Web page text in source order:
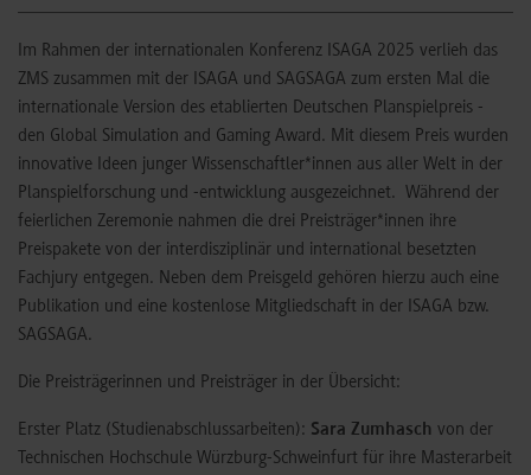
Im Rahmen der internationalen Konferenz ISAGA 2025 verlieh das
ZMS zusammen mit der ISAGA und SAGSAGA zum ersten Mal die
internationale Version des etablierten Deutschen Planspielpreis -
den Global Simulation and Gaming Award. Mit diesem Preis wurden
innovative Ideen junger Wissenschaftler*innen aus aller Welt in der
Planspielforschung und -entwicklung ausgezeichnet. Während der
feierlichen Zeremonie nahmen die drei Preisträger*innen ihre
Preispakete von der interdisziplinär und international besetzten
Fachjury entgegen. Neben dem Preisgeld gehören hierzu auch eine
Publikation und eine kostenlose Mitgliedschaft in der ISAGA bzw.
SAGSAGA.
Die Preisträgerinnen und Preisträger in der Übersicht:
Erster Platz (Studienabschlussarbeiten): Sara Zumhasch von der
Technischen Hochschule Würzburg-Schweinfurt für ihre Masterarbeit